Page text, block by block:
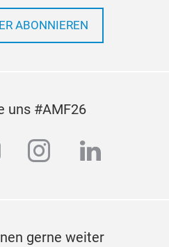
ABONNIEREN
uns #AMF26
instagram
linkedin
gerne weiter